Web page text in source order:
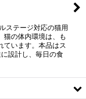
ステージ対応の猫用
猫の体内環境は、も
ています。本品はス
設計し、毎日の食